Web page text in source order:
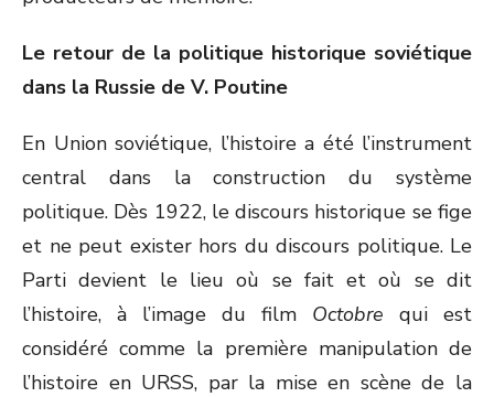
Le retour de la politique historique soviétique
dans la Russie de V. Poutine
En Union soviétique, l’histoire a été l’instrument
central dans la construction du système
politique. Dès 1922, le discours historique se fige
et ne peut exister hors du discours politique. Le
Parti devient le lieu où se fait et où se dit
l’histoire, à l’image du film Octobre qui est
considéré comme la première manipulation de
l’histoire en URSS, par la mise en scène de la